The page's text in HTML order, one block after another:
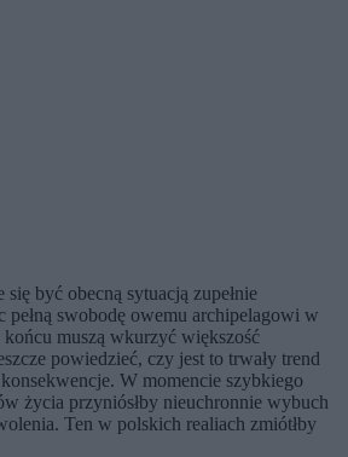
być obecną sytuacją zupełnie
pełną swobodę owemu archipelagowi w
muszą wkurzyć większość
powiedzieć, czy jest to trwały trend
W momencie szybkiego
życia przyniósłby nieuchronnie wybuch
Ten w polskich realiach zmiótłby